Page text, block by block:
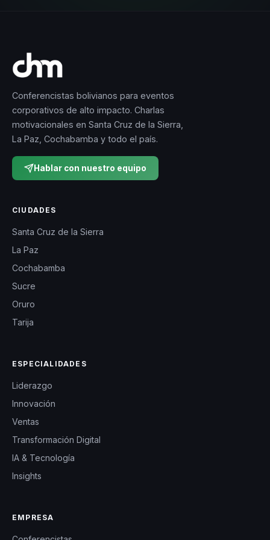
Conferencistas bolivianos para eventos
corporativos de alto impacto. Charlas
motivacionales en Santa Cruz de la Sierra,
La Paz, Cochabamba y todo el país.
Hablar con nuestro equipo
CIUDADES
Santa Cruz de la Sierra
La Paz
Cochabamba
Sucre
Oruro
Tarija
ESPECIALIDADES
Liderazgo
Innovación
Ventas
Transformación Digital
IA & Tecnología
Insights
EMPRESA